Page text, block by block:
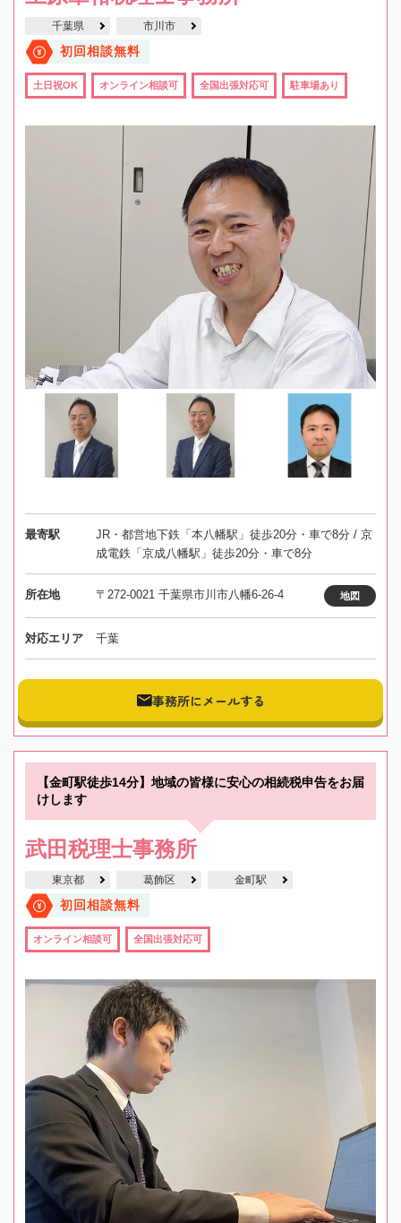
千葉県 市川市
初回相談無料
土日祝OK オンライン相談可 全国出張対応可 駐車場あり
最寄駅
JR・都営地下鉄「本八幡駅」徒歩20分・車で8分 / 京
成電鉄「京成八幡駅」徒歩20分・車で8分
所在地 〒272-0021 千葉県市川市八幡6-26-4 地図
対応エリア 千葉
事務所にメールする
【金町駅徒歩14分】地域の皆様に安心の相続税申告をお届
けします
武田税理士事務所
東京都 葛飾区 金町駅
初回相談無料
オンライン相談可 全国出張対応可